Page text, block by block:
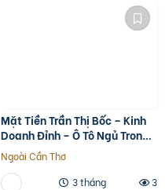
Mặt Tiền Trần Thị Bốc – Kinh
Doanh Đỉnh – Ô Tô Ngủ Trong
Nhà
Ngoài Cần Thơ
3 tháng
3